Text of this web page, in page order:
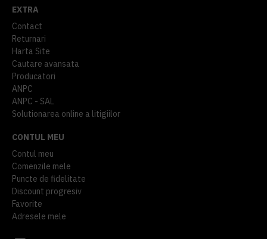
EXTRA
Contact
Returnari
Harta Site
Cautare avansata
Producatori
ANPC
ANPC - SAL
Solutionarea online a litigiilor
CONTUL MEU
Contul meu
Comenzile mele
Puncte de fidelitate
Discount progresiv
Favorite
Adresele mele